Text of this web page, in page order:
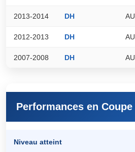
2013-2014 DH
2012-2013 DH
2007-2008 DH
Performances en
Niveau atteint